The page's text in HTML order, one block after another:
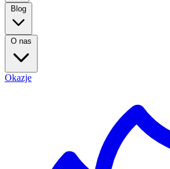
Blog
O nas
Okazje